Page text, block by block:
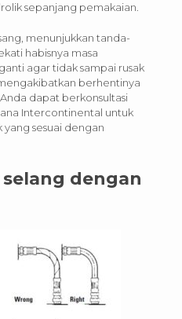
sepanjang pemakaian.
menunjukkan tanda-
habisnya masa
agar tidak sampai rusak
berhentinya
dapat berkonsultasi
Intercontinental untuk
sesuai dengan
dengan